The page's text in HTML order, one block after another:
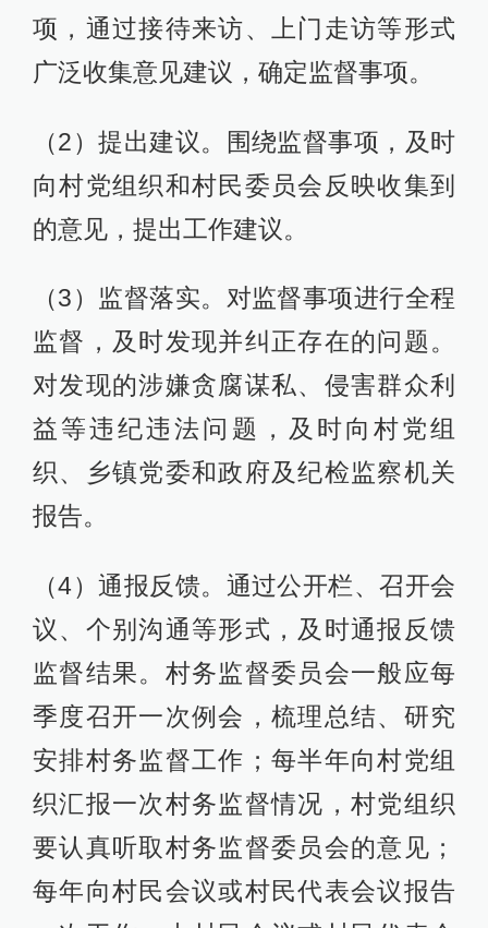
项，通过接待来访、上门走访等形式
广泛收集意见建议，确定监督事项。
（2）提出建议。围绕监督事项，及时
向村党组织和村民委员会反映收集到
的意见，提出工作建议。
（3）监督落实。对监督事项进行全程
监督，及时发现并纠正存在的问题。
对发现的涉嫌贪腐谋私、侵害群众利
益等违纪违法问题，及时向村党组
织、乡镇党委和政府及纪检监察机关
报告。
（4）通报反馈。通过公开栏、召开会
议、个别沟通等形式，及时通报反馈
监督结果。村务监督委员会一般应每
季度召开一次例会，梳理总结、研究
安排村务监督工作；每半年向村党组
织汇报一次村务监督情况，村党组织
要认真听取村务监督委员会的意见；
每年向村民会议或村民代表会议报告